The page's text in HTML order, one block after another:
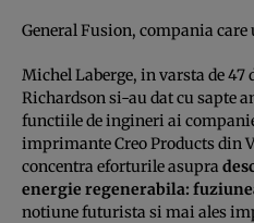
General Fusion, compania
Michel Laberge, in varsta de 47
Richardson si-au dat cu sapte
functiile de ingineri ai
imprimante Creo Products din
concentra eforturile asupra
energie regenerabila:
notiune futurista si mai ales